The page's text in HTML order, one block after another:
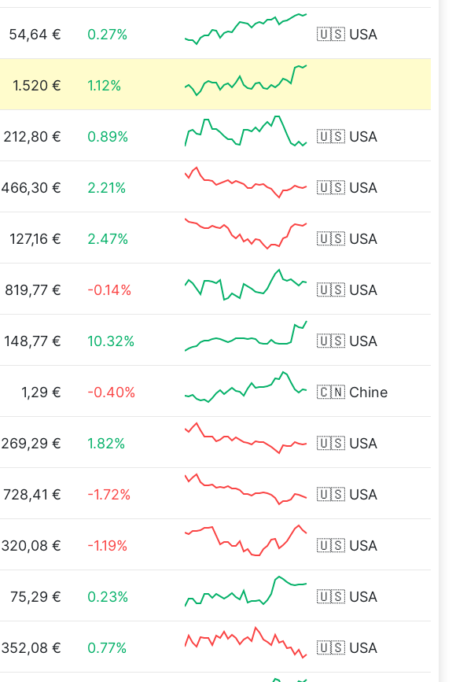
54,64 € 0.27% 🇺🇸 USA
1.520 € 1.12%
212,80 € 0.89% 🇺🇸 USA
466,30 € 2.21% 🇺🇸 USA
127,16 € 2.47% 🇺🇸 USA
819,77 € -0.14% 🇺🇸 USA
148,77 € 10.32% 🇺🇸 USA
1,29 € -0.40% 🇨🇳 Chine
269,29 € 1.82% 🇺🇸 USA
728,41 € -1.72% 🇺🇸 USA
320,08 € -1.19% 🇺🇸 USA
75,29 € 0.23% 🇺🇸 USA
352,08 € 0.77% 🇺🇸 USA